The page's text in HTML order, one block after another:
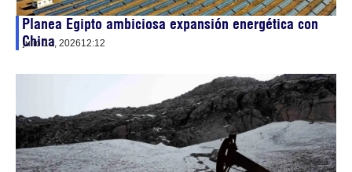
Planea Egipto ambiciosa expansión energética con
China
julio 13, 202612:12